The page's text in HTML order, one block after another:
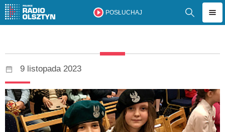
POSŁUCHAJ
9 listopada 2023